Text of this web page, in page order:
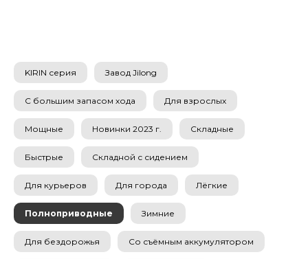
KIRIN серия Завод Jilong
С большим запасом хода Для взрослых
Мощные Новинки 2023 г. Складные
Быстрые Складной с сидением
Для курьеров Для города Лёгкие
Полноприводные Зимние
Для бездорожья Со съёмным аккумулятором